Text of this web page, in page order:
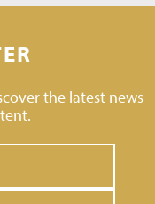
the latest news